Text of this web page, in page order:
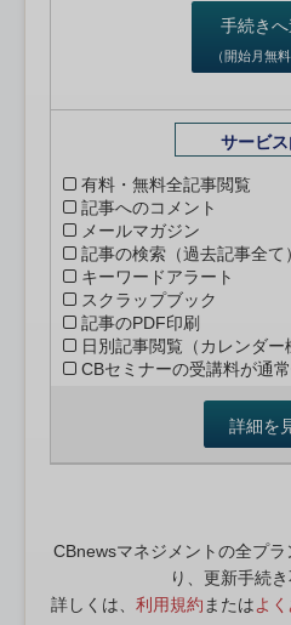
手続き
（開始月無
サービ
有料・無料全記事閲覧
記事へのコメント
メールマガジン
記事の検索（過去記事全て
キーワードアラート
スクラップブック
記事のPDF印刷
日別記事閲覧（カレンダー
CBセミナーの受講料が通
詳細を
CBnewsマネジメントの全プ
り、更新手続き
詳しくは、 利用規約 またはよ